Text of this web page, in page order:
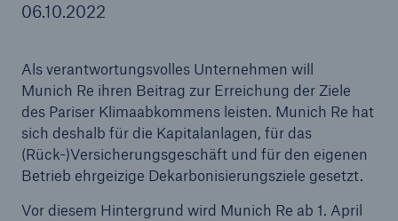
06.10.2022
Als verantwortungsvolles Unternehmen will
Munich Re ihren Beitrag zur Erreichung der Ziele
des Pariser Klimaabkommens leisten. Munich Re hat
sich deshalb für die Kapitalanlagen, für das
(Rück-)Versicherungsgeschäft und für den eigenen
Betrieb ehrgeizige Dekarbonisierungsziele gesetzt.
Vor diesem Hintergrund wird Munich Re ab 1. April
Tech Trend Radar 2026
Our expert perspective for insurance